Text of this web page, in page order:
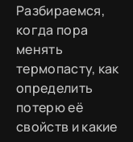
Разбираемся,
когда пора
менять
термопасту, как
определить
потерю её
свойств и какие